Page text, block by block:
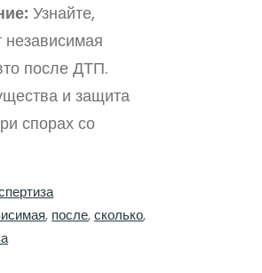
Узнайте,
независимая
после ДТП.
и защита
спорах со
, после, сколько